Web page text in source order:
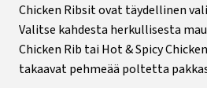
Chicken Ribsit ovat täydellinen
Valitse kahdesta herkullisesta
Chicken Rib tai Hot & Spicy
takaavat pehmeää poltetta